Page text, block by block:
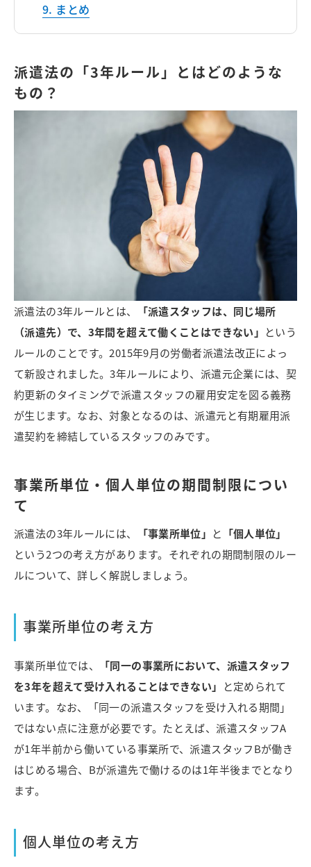
まとめ
派遣法の「3年ルール」とはどのような
もの？
派遣法の3年ルールとは、
「派遣スタッフは、同じ場所
（派遣先）で、3年間を超えて働くことはできない」 という
ルールのことです。2015年9月の労働者派遣法改正によっ
て新設されました。3年ルールにより、派遣元企業には、契
約更新のタイミングで派遣スタッフの雇用安定を図る義務
が生じます。なお、対象となるのは、派遣元と有期雇用派
遣契約を締結しているスタッフのみです。
事業所単位・個人単位の期間制限につい
て
派遣法の3年ルールには、 「事業所単位」 と
「個人単位」
という2つの考え方があります。それぞれの期間制限のルー
ルについて、詳しく解説しましょう。
事業所単位の考え方
事業所単位では、
「同一の事業所において、派遣スタッフ
を3年を超えて受け入れることはできない」
と定められて
います。 なお、「同一の派遣スタッフを受け入れる期間」
ではない点に注意が必要です。たとえば、派遣スタッフA
が1年半前から働いている事業所で、派遣スタッフBが働き
はじめる場合、Bが派遣先で働けるのは1年半後までとなり
ます。
個人単位の考え方